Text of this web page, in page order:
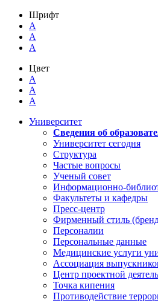
Шрифт
A
A
A
Цвет
A
A
A
Университет
Сведения об
Университет сегодня
Структура
Частые вопросы
Ученый совет
Информационно-
Факультеты и кафедры
Пресс-центр
Фирменный стиль
Персоналии
Персональные данные
Медицинские услуги
Ассоциация
Центр проектной
Точка кипения
Противодействие